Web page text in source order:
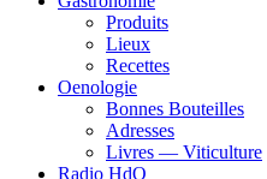
Produits
Lieux
Recettes
Oenologie
Bonnes Bouteilles
Adresses
Livres — Viticulture
Radio HdO